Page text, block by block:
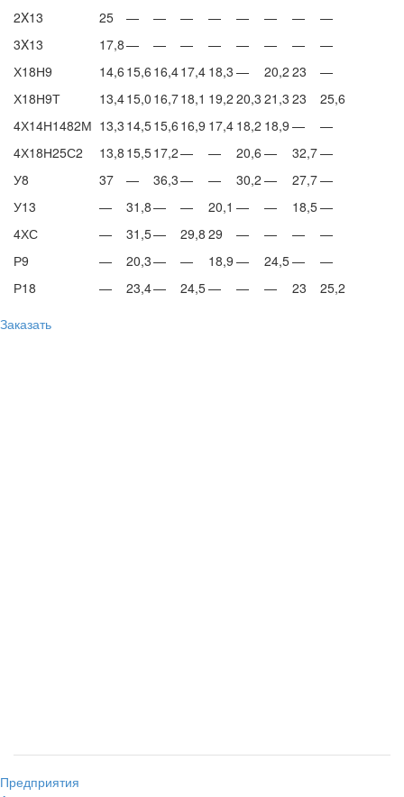
2X13
25 — — — — — — —
—
3X13
17,8— — — — — — —
—
Х18Н9
14,6 15,6 16,417,4 18,3 — 20,2 23
—
Х18Н9Т
13,415,0 16,718,1 19,2 20,3 21,3 23
25,6
4Х14Н1482М 13,3 14,515,6 16,9 17,4 18,2 18,9 —
—
4Х18Н25С2
13,8 15,517,2— — 20,6 — 32,7—
У8
37 — 36,3— — 30,2 — 27,7—
У13
— 31,8— — 20,1 — — 18,5—
4ХС
— 31,5— 29,8 29 — — —
—
Р9
— 20,3— — 18,9 — 24,5—
—
Р18
— 23,4— 24,5— — — 23
25,2
Заказать
Предприятия